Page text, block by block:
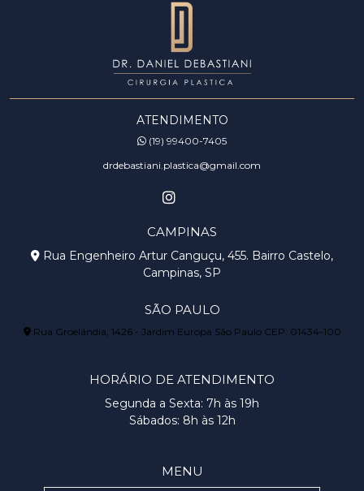
ATENDIMENTO
(19) 99400-7405
drdebastiani.plastica@gmail.com
CAMPINAS
Rua Engenheiro Artur Canguçu, 455. Bairro Castelo,
Campinas, SP
SÃO PAULO
Rua Groelândia, 1426 - Jardim Europa São Paulo CEP: 01434-100
HORÁRIO DE ATENDIMENTO
Segunda a Sexta: 7h às 19h
Sábados: 8h às 12h
MENU